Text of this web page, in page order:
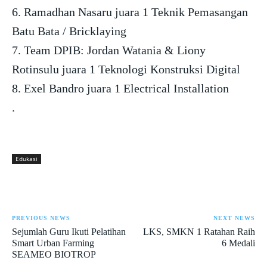
6. Ramadhan Nasaru juara 1 Teknik Pemasangan
Batu Bata / Bricklaying
7. Team DPIB: Jordan Watania & Liony
Rotinsulu juara 1 Teknologi Konstruksi Digital
8. Exel Bandro juara 1 Electrical Installation
.
Edukasi
PREVIOUS NEWS
Sejumlah Guru Ikuti Pelatihan
Smart Urban Farming
SEAMEO BIOTROP
NEXT NEWS
LKS, SMKN 1 Ratahan Raih
6 Medali